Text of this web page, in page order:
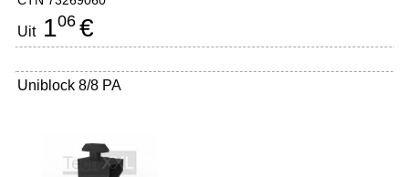
Uit106 €
Uniblock 8/8 PA